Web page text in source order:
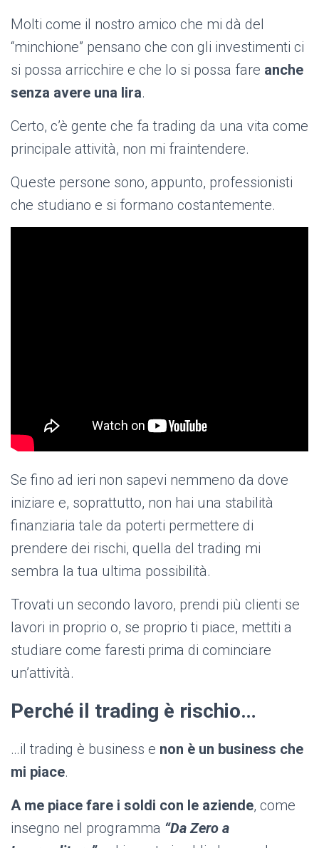
Molti come il nostro amico che mi dà del
“minchione” pensano che con gli investimenti ci
si possa arricchire e che lo si possa fare anche
senza avere una lira.
Certo, c’è gente che fa trading da una vita come
principale attività, non mi fraintendere.
Queste persone sono, appunto, professionisti
che studiano e si formano costantemente.
Se fino ad ieri non sapevi nemmeno da dove
iniziare e, soprattutto, non hai una stabilità
finanziaria tale da poterti permettere di
prendere dei rischi, quella del trading mi
sembra la tua ultima possibilità.
Trovati un secondo lavoro, prendi più clienti se
lavori in proprio o, se proprio ti piace, mettiti a
studiare come faresti prima di cominciare
un’attività.
Perché il trading è rischio…
…il trading è business e non è un business che
mi piace.
A me piace fare i soldi con le aziende, come
insegno nel programma “Da Zero a